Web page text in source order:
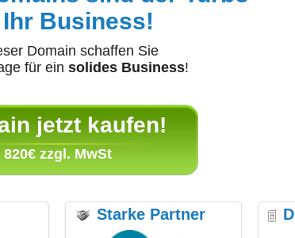
Business!
Domain schaffen Sie
für ein solides Business!
jetzt kaufen!
820€ zzgl. MwSt
Starke Partner